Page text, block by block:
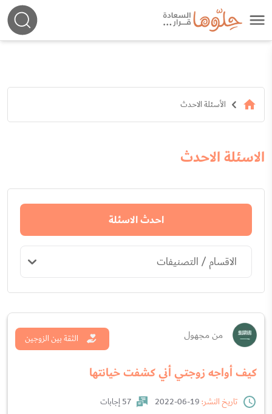
الأسئلة الاحدث
الاسئلة الاحدث
احدث الاسئلة
الاقسام / التصنيفات
من مجهول
كيف أواجه زوجتي أني كشفت خيانتها
الثقة بين الزوجين
تاريخ النشر:
57 إجابات